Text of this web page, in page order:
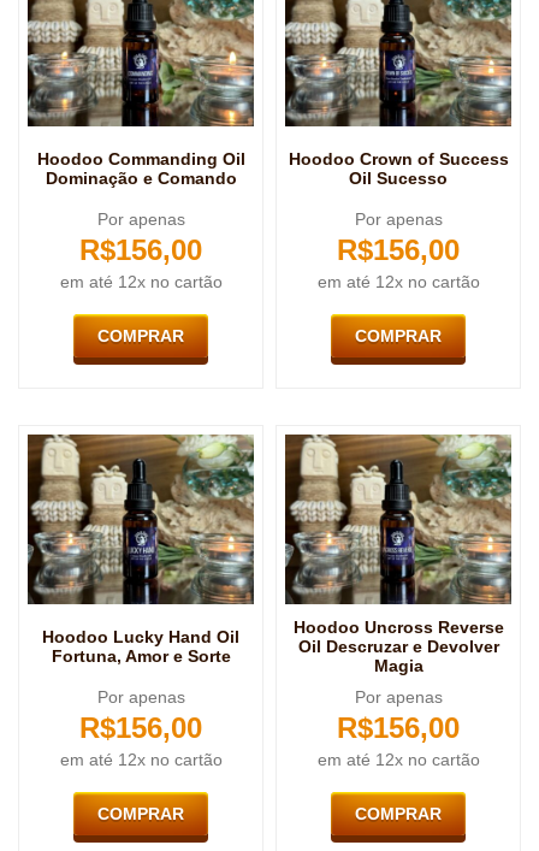
Hoodoo Commanding Oil
Dominação e Comando
Por apenas
R$156,00
em até 12x no cartão
COMPRAR
Hoodoo Crown of Success
Oil Sucesso
Por apenas
R$156,00
em até 12x no cartão
COMPRAR
Hoodoo Lucky Hand Oil
Fortuna, Amor e Sorte
Por apenas
R$156,00
em até 12x no cartão
COMPRAR
Hoodoo Uncross Reverse
Oil Descruzar e Devolver
Magia
Por apenas
R$156,00
em até 12x no cartão
COMPRAR